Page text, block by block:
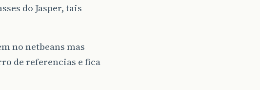
do Jasper, tais
no netbeans mas
de referencias e fica